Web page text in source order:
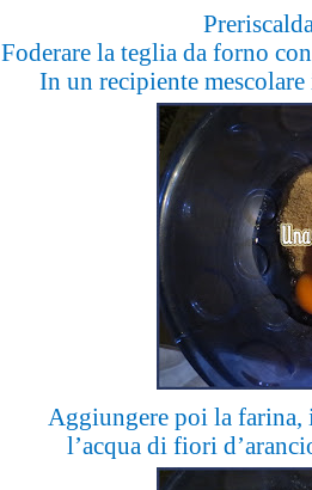
Foderare la teglia da forno
In un recipiente
Aggiungere poi la farina,
l’acqua di fiori